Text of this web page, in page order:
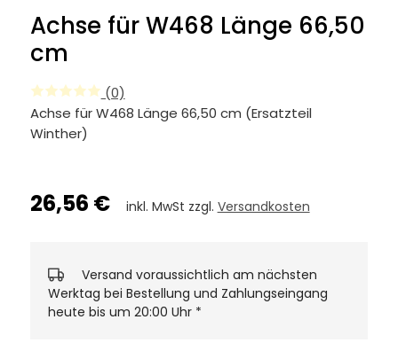
Achse für W468 Länge 66,50
cm
(0)
Achse für W468 Länge 66,50 cm (Ersatzteil
Winther)
26,56 € inkl. MwSt zzgl. Versandkosten
Versand voraussichtlich am nächsten
Werktag bei Bestellung und Zahlungseingang
heute bis um 20:00 Uhr *